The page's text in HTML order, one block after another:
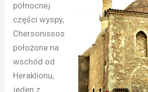
północnej
części wyspy,
Chersonissos
położone na
wschód od
Heraklionu,
jeden z